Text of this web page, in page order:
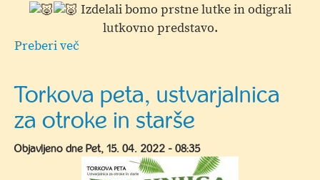
Izdelali bomo prstne lutke in odigrali
lutkovno predstavo.
Preberi več
ustvarjalnica
za
in
starše
Torkova peta, ustvarjalnica
za otroke in starše
Objavljeno dne Pet, 15. 04. 2022 - 08:35